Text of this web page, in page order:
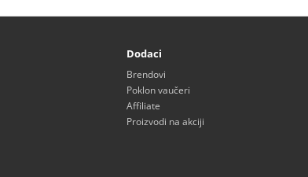
Dodaci
Brendovi
Poklon vaučeri
Affiliate
Proizvodi na akciji